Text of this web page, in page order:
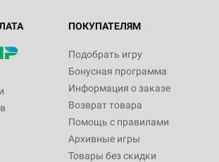
ПОКУПАТЕЛЯМ
Подобрать игру
Бонусная программа
Информация о заказе
Возврат товара
Помощь с правилами
Архивные игры
Товары без скидки